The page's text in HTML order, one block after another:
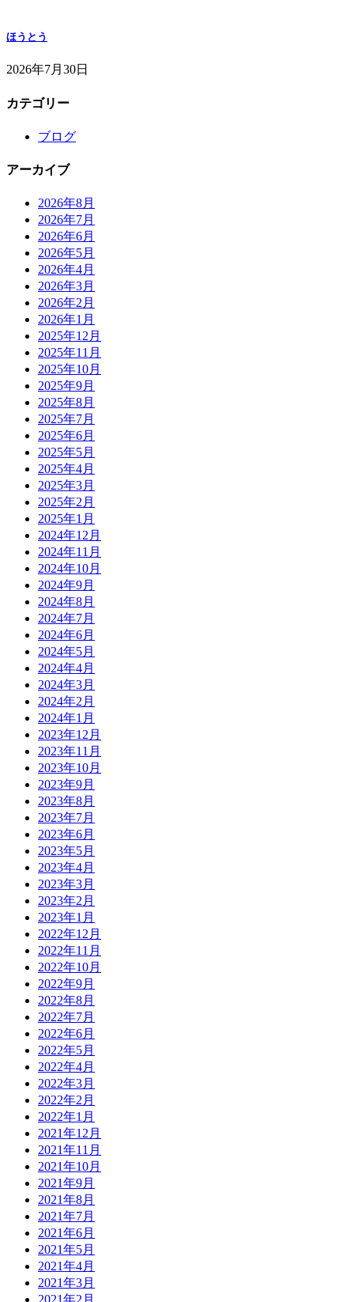
ほうとう
2026年7月30日
カテゴリー
ブログ
アーカイブ
2026年8月
2026年7月
2026年6月
2026年5月
2026年4月
2026年3月
2026年2月
2026年1月
2025年12月
2025年11月
2025年10月
2025年9月
2025年8月
2025年7月
2025年6月
2025年5月
2025年4月
2025年3月
2025年2月
2025年1月
2024年12月
2024年11月
2024年10月
2024年9月
2024年8月
2024年7月
2024年6月
2024年5月
2024年4月
2024年3月
2024年2月
2024年1月
2023年12月
2023年11月
2023年10月
2023年9月
2023年8月
2023年7月
2023年6月
2023年5月
2023年4月
2023年3月
2023年2月
2023年1月
2022年12月
2022年11月
2022年10月
2022年9月
2022年8月
2022年7月
2022年6月
2022年5月
2022年4月
2022年3月
2022年2月
2022年1月
2021年12月
2021年11月
2021年10月
2021年9月
2021年8月
2021年7月
2021年6月
2021年5月
2021年4月
2021年3月